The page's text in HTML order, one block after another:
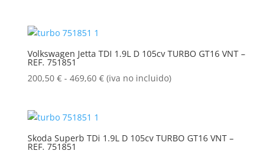
200,50 €
469,60 €
Volkswagen Jetta TDI 1.9L D 105cv TURBO GT16 VNT –
REF. 751851
200,50 € - 469,60 €Rango
200,50 €
(iva no incluido)
Skoda Superb TDi 1.9L D 105cv TURBO GT16 VNT –
REF. 751851